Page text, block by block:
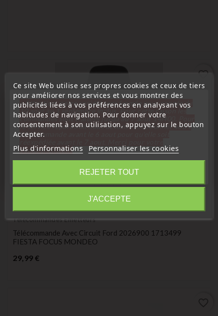
4/ 5) sur1note(s)
Télécommandes Émetteurs
Télécommande Avec Circuit Ford 2026900 1713499
FIESTA FOCUS MONDEO
29,99 €
favorite_border
Ce site Web utilise ses propres cookies et ceux de tiers
pour améliorer nos services et vous montrer des
publicités liées à vos préférences en analysant vos
habitudes de navigation. Pour donner votre
consentement à son utilisation, appuyez sur le bouton
Accepter.
Plus d'informations Personnaliser les cookies
REJETER TOUT
J'ACCEPTE
« Attention, notre société sera fermée pour congés du
10 aout au 1 septembre inclus. Pour cette raison les
commandes sont traitées jusqu'au 7 aout 14H00. Pour
le service réparation nous devons réceptionner votre
télécommande avant le 6 aout pour qu'elle soit
compréhension»
Fermer
Information